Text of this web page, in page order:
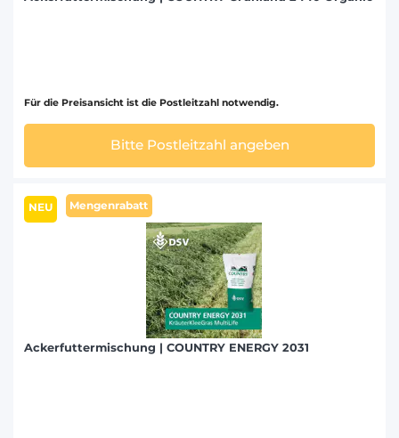
Für die Preisansicht ist die Postleitzahl notwendig.
Bitte Postleitzahl angeben
NEU Mengenrabatt
Ackerfuttermischung | COUNTRY ENERGY 2031